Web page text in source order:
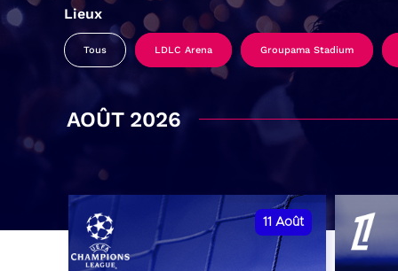
Lieux
Tous LDLC Arena Groupama Stadium
AOÛT 2026
11 Août